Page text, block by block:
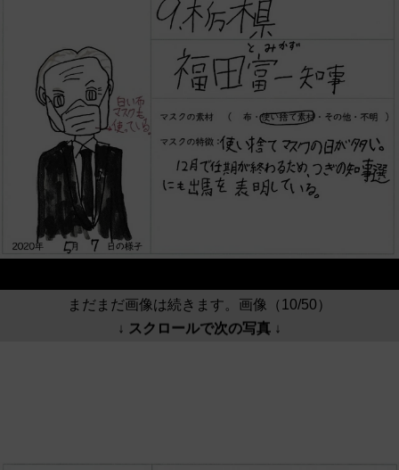
まだまだ画像は続きます。画像（10/50）
↓ スクロールで次の写真 ↓